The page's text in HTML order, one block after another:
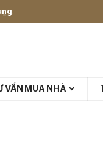
.
VẤN MUA NHÀ